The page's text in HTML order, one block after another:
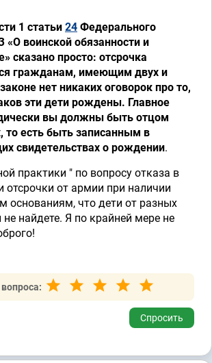
1 статьи 24 Федерального
воинской обязанности и
сказано просто: отсрочка
гражданам, имеющим двух и
нет никаких оговорок про то,
эти дети рождены. Главное
вы должны быть отцом
то есть быть записанным в
свидетельствах о рождении.
практики " по вопросу отказа в
отсрочки от армии при наличии
основаниям, что дети от разных
найдете. Я по крайней мере не
Спросить